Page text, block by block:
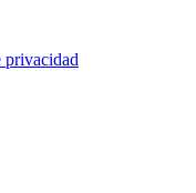
privacidad